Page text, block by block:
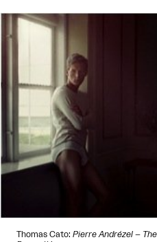
Thomas Cato: Pierre Andrézel –